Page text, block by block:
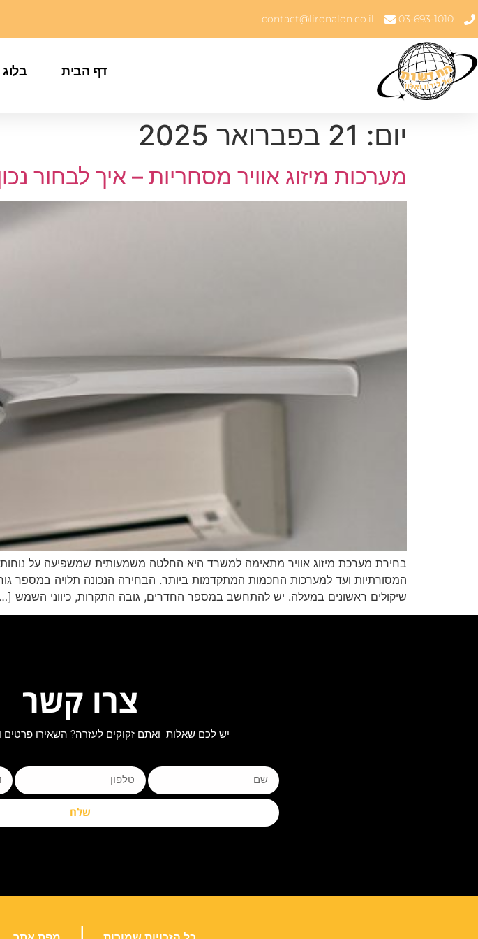
03-693-1010
contact@lironalon.co.il
דף הבית בלוג
יום: 21 בפברואר 2025
מערכות מיזוג אוויר מסחריות – איך לבחור
בחירת מערכת מיזוג אוויר מתאימה למשרד היא החלטה משמעותית שמשפיעה על נוחות
המסורתיות ועד למערכות החכמות המתקדמות ביותר. הבחירה הנכונה תלויה במספר
שיקולים ראשונים במעלה. יש להתחשב במספר החדרים, גובה התקרות, כיווני השמש
צרו קשר
יש לכם שאלות ואתם זקוקים לעזרה? השאירו פרטים
שלח